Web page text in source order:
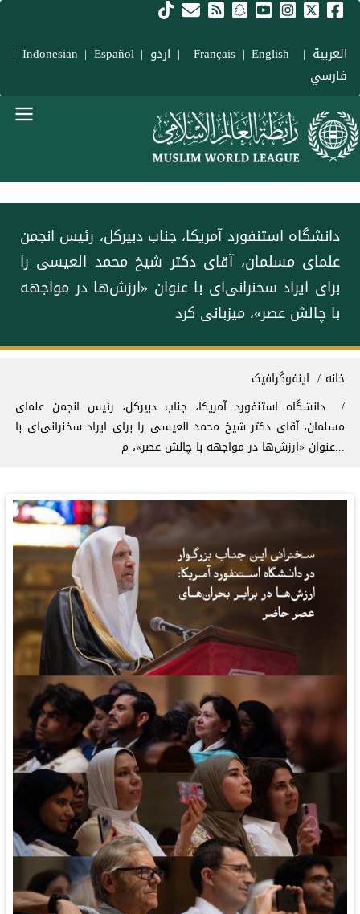
رفتن به محتوای اصلی
العربية |
|English
| اردو |
Indonesian | Español
|
فارسي
دانشگاه استنفورد آمریکا، جناب دبیرکل، رئیس انجمن
علمای مسلمان، آقای دکتر شیخ ⁧محمد العيسى⁩ ⁦را
برای ایراد سخنرانی‌ای با عنوان «ارزش‌ها در مواجهه
با چالش عصر»، میزبانی کرد
مسیر راهنما
خانه
اینفوگرافیک
دانشگاه استنفورد آمریکا، جناب دبیرکل، رئیس انجمن علمای
مسلمان، آقای دکتر شیخ ⁧محمد العيسى⁩ ⁦را برای ایراد سخنرانی‌ای با
عنوان «ارزش‌ها در مواجهه با چالش عصر»، م...